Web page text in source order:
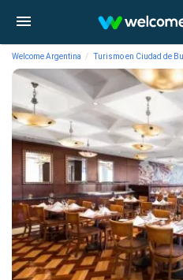
Welcome Argentina Turismo en Ciudad de